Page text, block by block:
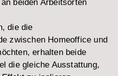
beiden Arbeitsorten
die die
zwischen Homeoffice und
erhalten beide
die gleiche Ausstattung,